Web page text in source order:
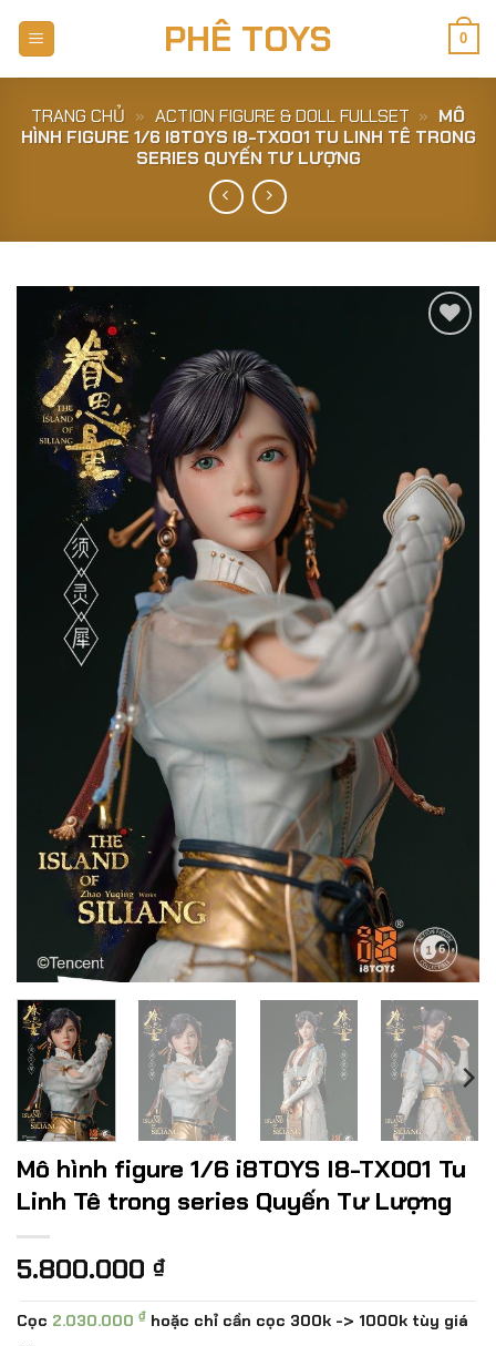
PHÊ TOYS 0
TRANG CHỦ » ACTION FIGURE & DOLL FULLSET » MÔ
HÌNH FIGURE 1/6 I8TOYS I8-TX001 TU LINH TÊ TRONG
SERIES QUYẾN TƯ LƯỢNG
Mô hình figure 1/6 i8TOYS I8-TX001 Tu
Linh Tê trong series Quyến Tư Lượng
5.800.000 ₫
Cọc 2.030.000 ₫ hoặc chỉ cần cọc 300k -> 1000k tùy giá